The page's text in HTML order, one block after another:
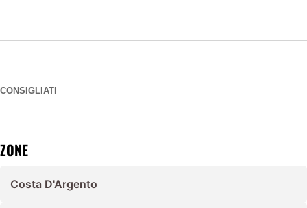
CONSIGLIATI
ZONE
Costa D'Argento